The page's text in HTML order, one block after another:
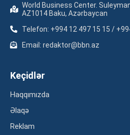
World Business Center.
AZ1014 Baku, Azərbaycan
Telefon: +994 12 497 15 15 /
Email: redaktor@bbn.az
Keçidlər
Haqqımızda
Əlaqə
Reklam